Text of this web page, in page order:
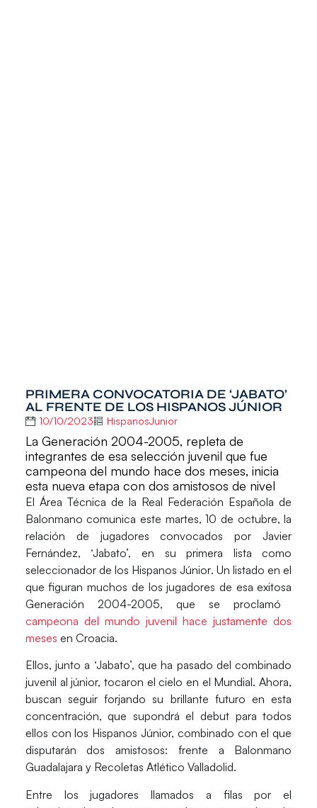
PRIMERA CONVOCATORIA DE ‘JABATO’
AL FRENTE DE LOS HISPANOS JÚNIOR
10/10/2023 HispanosJunior
La Generación 2004-2005, repleta de
integrantes de esa selección juvenil que fue
campeona del mundo hace dos meses, inicia
esta nueva etapa con dos amistosos de nivel
El Área Técnica de la Real Federación Española de
Balonmano comunica este martes, 10 de octubre, la
relación de jugadores convocados por Javier
Fernández, ‘Jabato’, en su primera lista como
seleccionador de los Hispanos Júnior. Un listado en el
que figuran muchos de los jugadores de esa exitosa
Generación 2004-2005, que se proclamó
campeona del mundo juvenilhace justamente dos
meses en Croacia.
Ellos, junto a ‘Jabato’, que ha pasado del combinado
juvenil al júnior, tocaron el cielo en el Mundial. Ahora,
buscan seguir forjando su brillante futuro en esta
concentración, que supondrá el debut para todos
ellos con los Hispanos Júnior, combinado con el que
disputarán dos amistosos: frente a Balonmano
Guadalajara y Recoletas Atlético Valladolid.
Entre los jugadores llamados a filas por el